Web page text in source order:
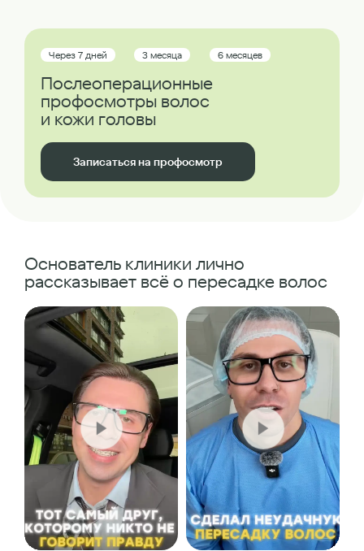
Через 7 дней 3 месяца 6 месяцев
Послеоперационные
профосмотры волос
и кожи головы
Записаться на профосмотр
Основатель клиники лично
рассказывает всё о пересадке волос